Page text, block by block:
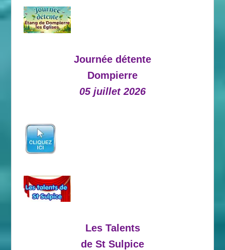
Journée détente
Dompierre
05 juillet 2026
Les Talents
de St Sulpice